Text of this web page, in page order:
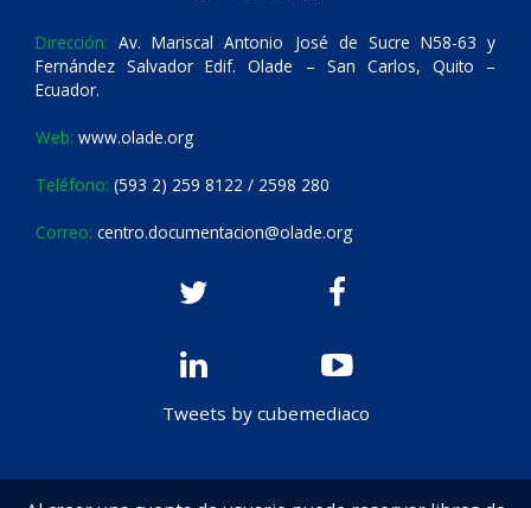
Dirección: Av. Mariscal Antonio José de Sucre N58-63 y
Fernández Salvador Edif. Olade – San Carlos, Quito –
Ecuador.
Web: www.olade.org
Teléfono: (593 2) 259 8122 / 2598 280
Correo: centro.documentacion@olade.org
Tweets by cubemediaco